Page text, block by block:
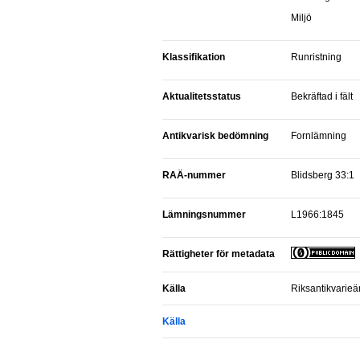
Miljö
Klassifikation Runristning
Aktualitetsstatus Bekräftad i fält
Antikvarisk bedömning Fornlämning
RAÄ-nummer Blidsberg 33:1
Lämningsnummer L1966:1845
Rättigheter för metadata
Källa
Källa